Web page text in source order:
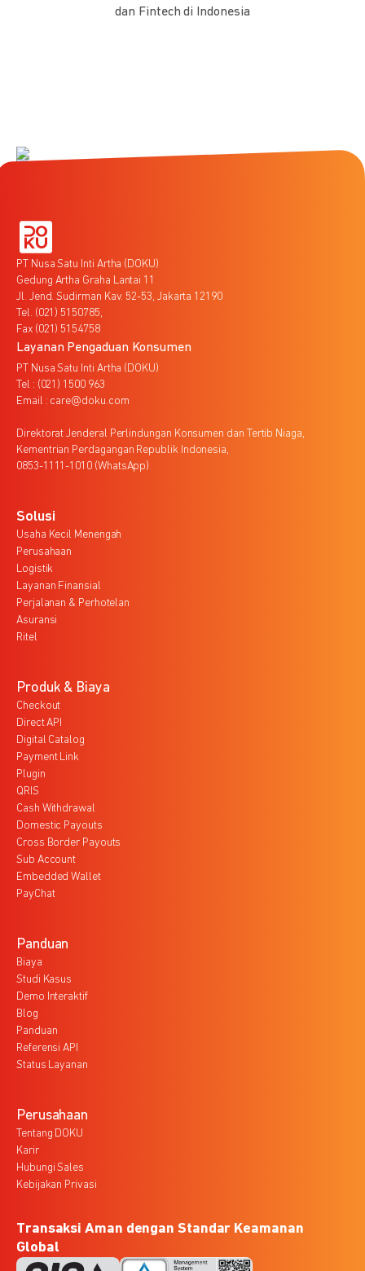
dan Fintech di Indonesia
PT Nusa Satu Inti Artha (DOKU)
Gedung Artha Graha Lantai 11
Jl. Jend. Sudirman Kav. 52-53, Jakarta 12190
Tel. (021) 5150785,
Fax (021) 5154758
Layanan Pengaduan Konsumen
PT Nusa Satu Inti Artha (DOKU)
Tel : (021) 1500 963
Email : care@doku.com
Direktorat Jenderal Perlindungan Konsumen dan Tertib Niaga,
Kementrian Perdagangan Republik Indonesia,
0853-1111-1010 (WhatsApp)
Solusi
Usaha Kecil Menengah
Perusahaan
Logistik
Layanan Finansial
Perjalanan & Perhotelan
Asuransi
Ritel
Produk & Biaya
Checkout
Direct API
Digital Catalog
Payment Link
Plugin
QRIS
Cash Withdrawal
Domestic Payouts
Cross Border Payouts
Sub Account
Embedded Wallet
PayChat
Panduan
Biaya
Studi Kasus
Demo Interaktif
Blog
Panduan
Referensi API
Status Layanan
Perusahaan
Tentang DOKU
Karir
Hubungi Sales
Kebijakan Privasi
Transaksi Aman dengan Standar Keamanan
Global